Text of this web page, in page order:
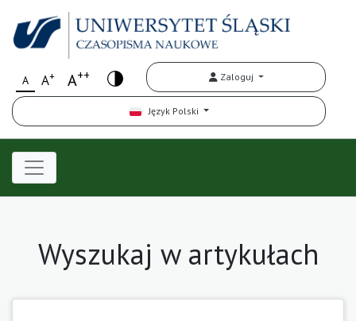
A A+ A++ Zaloguj
Język Polski
Wyszukaj w artykułach